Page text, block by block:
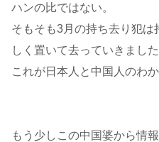
ハンの比ではない。
そもそも3月の持ち去り犯は
しく置いて去っていきました
これが日本人と中国人のわ
もう少しこの中国婆から情